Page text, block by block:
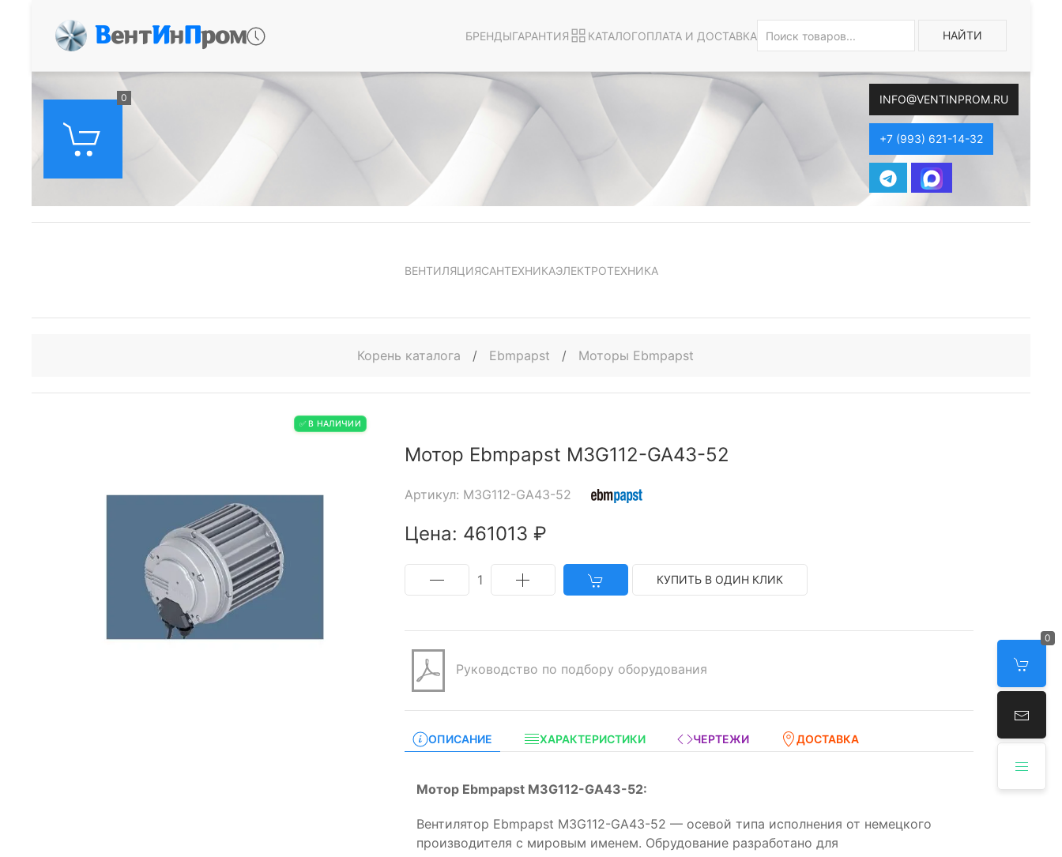
ВентИнПром БРЕНДЫГАРАНТИЯ КАТАЛОГОПЛАТА И ДОСТАВКА НАЙТИ
0 INFO@VENTINPROM.RU
+7 (993) 621-14-32
0
ВЕНТИЛЯЦИЯСАНТЕХНИКАЭЛЕКТРОТЕХНИКА
Корень каталога / Ebmpapst / Моторы Ebmpapst
✅ В НАЛИЧИИ
Мотор Ebmpapst M3G112-GA43-52
Артикул: M3G112-GA43-52
Цена: 461013 ₽
1 КУПИТЬ В ОДИН КЛИК
Руководство по подбору оборудования
ОПИСАНИЕ ХАРАКТЕРИСТИКИ ЧЕРТЕЖИ ДОСТАВКА
Мотор Ebmpapst M3G112-GA43-52:
Вентилятор Ebmpapst M3G112-GA43-52 — осевой типа исполнения от немецкого
производителя с мировым именем. Обрудование разработано для